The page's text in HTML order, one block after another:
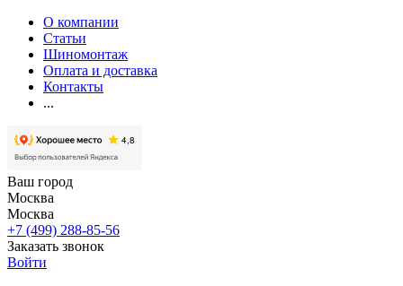
О компании
Статьи
Шиномонтаж
Оплата и доставка
Контакты
...
Ваш город
Москва
Москва
+7 (499) 288-85-56
Заказать звонок
Войти